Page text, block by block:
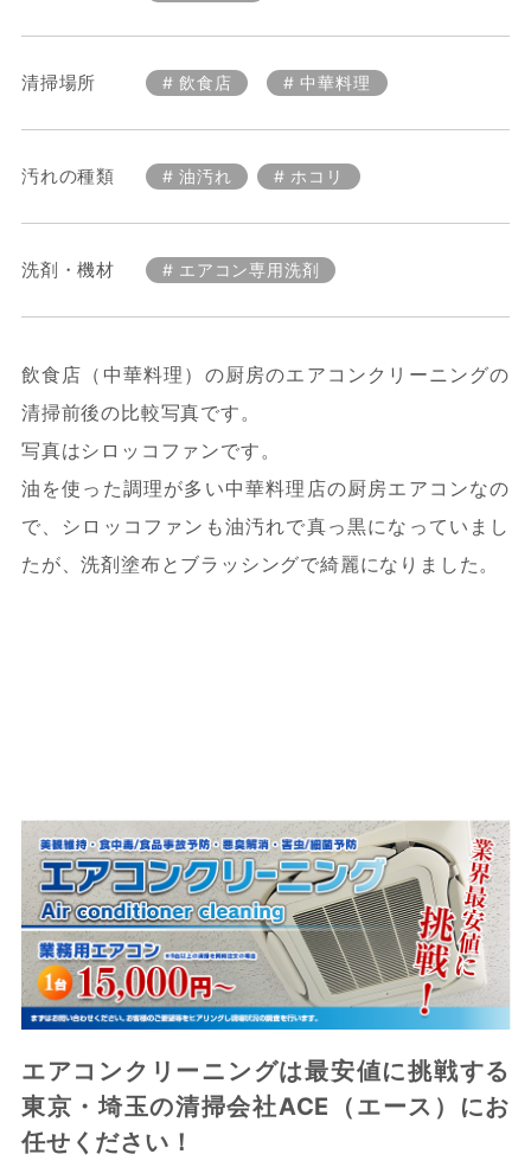
清掃場所 飲食店 中華料理
汚れの種類 油汚れ ホコリ
洗剤・機材 エアコン専用洗剤
飲食店（中華料理）の厨房のエアコンクリーニングの
清掃前後の比較写真です。
写真はシロッコファンです。
油を使った調理が多い中華料理店の厨房エアコンなの
で、シロッコファンも油汚れで真っ黒になっていまし
たが、洗剤塗布とブラッシングで綺麗になりました。
エアコンクリーニングは最安値に挑戦する
東京・埼玉の清掃会社ACE（エース）にお
任せください！